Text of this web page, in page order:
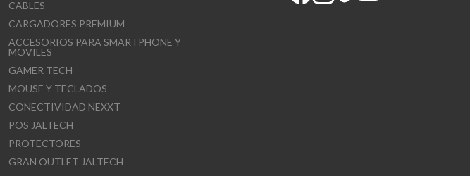
CABLES
CARGADORES PREMIUM
ACCESORIOS PARA SMARTPHONE Y
MOVILES
GAMER TECH
MOUSE Y TECLADOS
CONECTIVIDAD NEXXT
POS JALTECH
PROTECTORES
GRAN OUTLET JALTECH